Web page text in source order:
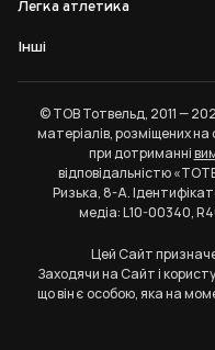
Легка атлетика
Інші
© ТОВ Тотвельд, 2011 —
матеріалів, розміщених
при дотриманні
відповідальністю
Ризька, 8-А.
медіа: L10-00340,
Цей Сайт
Заходячи на Сайт і
що він є особою, яка на